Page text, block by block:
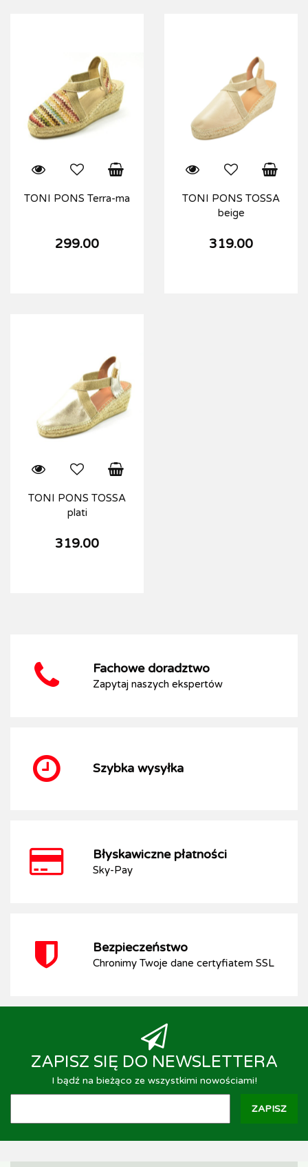
TONI PONS Terra-ma
299.00
TONI PONS TOSSA
beige
319.00
TONI PONS TOSSA
plati
319.00
Fachowe doradztwo
Zapytaj naszych ekspertów
Szybka wysyłka
Błyskawiczne płatności
Sky-Pay
Bezpieczeństwo
Chronimy Twoje dane certyfiatem SSL
ZAPISZ SIĘ DO NEWSLETTERA
I bądź na bieżąco ze wszystkimi nowościami!